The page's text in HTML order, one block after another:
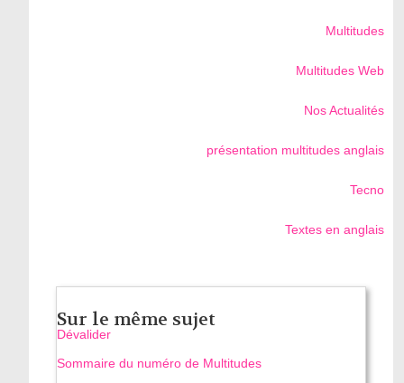
Multitudes
Multitudes Web
Nos Actualités
présentation multitudes anglais
Tecno
Textes en anglais
Sur le même sujet
Dévalider
Sommaire du numéro de Multitudes